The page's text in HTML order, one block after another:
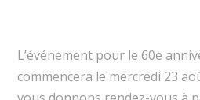
L’événement pour le 60e
commencera le mercredi 23